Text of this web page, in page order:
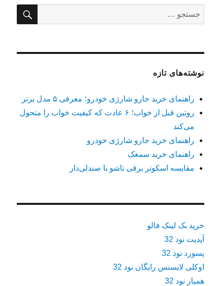
برای:
نوشته‌های تازه
راهنمای خرید جارو شارژی خودرو؛ معرفی ۵ مدل برتر
روتین قبل از خواب؛ ۶ عادت که کیفیت خواب را متحول
می‌کند
راهنمای خرید جارو شارژی خودرو
راهنمای خرید سمعک
مقایسه اسکوتر برقی تاشو با صندلی‌دار
خرید بک لینک فالو
آپدیت نود 32
پسورد نود 32
اوکلی لایسنس رایگان نود 32
همیار نود 32